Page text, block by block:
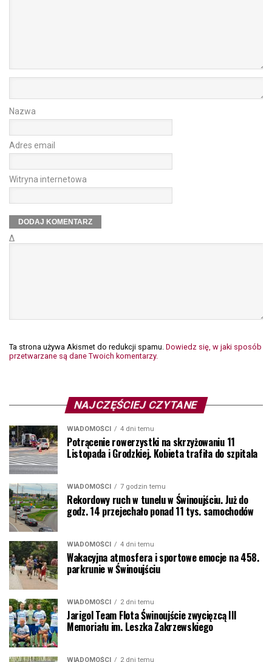
Nazwa
Adres email
Witryna internetowa
Δ
Ta strona używa Akismet do redukcji spamu. Dowiedz się, w jaki sposób
przetwarzane są dane Twoich komentarzy.
NAJCZĘŚCIEJ CZYTANE
WIADOMOŚCI 4 dni temu
Potrącenie rowerzystki na skrzyżowaniu 11
Listopada i Grodzkiej. Kobieta trafiła do szpitala
WIADOMOŚCI 7 godzin temu
Rekordowy ruch w tunelu w Świnoujściu. Już do
godz. 14 przejechało ponad 11 tys. samochodów
WIADOMOŚCI 4 dni temu
Wakacyjna atmosfera i sportowe emocje na 458.
parkrunie w Świnoujściu
WIADOMOŚCI 2 dni temu
Jarigol Team Flota Świnoujście zwycięzcą III
Memoriału im. Leszka Zakrzewskiego
WIADOMOŚCI 2 dni temu